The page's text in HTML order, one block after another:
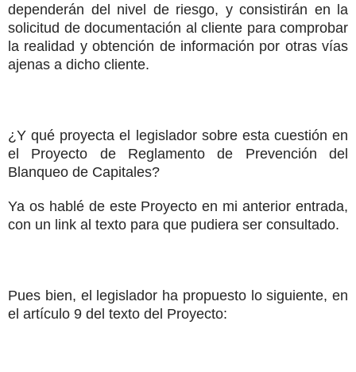
dependerán del nivel de riesgo, y consistirán en la
solicitud de documentación al cliente para comprobar
la realidad y obtención de información por otras vías
ajenas a dicho cliente.
¿Y qué proyecta el legislador sobre esta cuestión en
el Proyecto de Reglamento de Prevención del
Blanqueo de Capitales?
Ya os hablé de este Proyecto en mi anterior entrada,
con un link al texto para que pudiera ser consultado.
Pues bien, el legislador ha propuesto lo siguiente, en
el artículo 9 del texto del Proyecto: